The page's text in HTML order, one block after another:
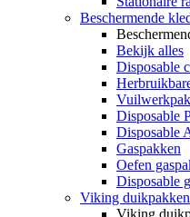
Beschermende
Bekijk alles
Disposable
Disposable
Disposable
Gaspakken
Oefen
Disposable
Viking duikpakken
Viking